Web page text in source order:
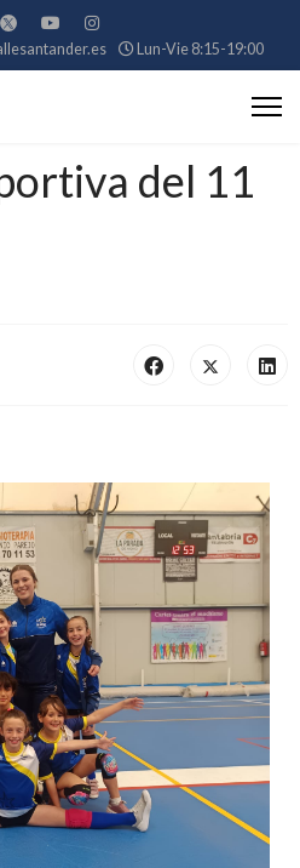
Lun-Vie 8:15-19:00
del 11